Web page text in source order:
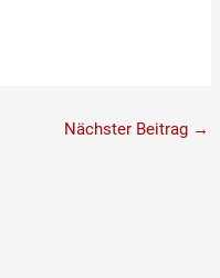
Nächster Beitrag →